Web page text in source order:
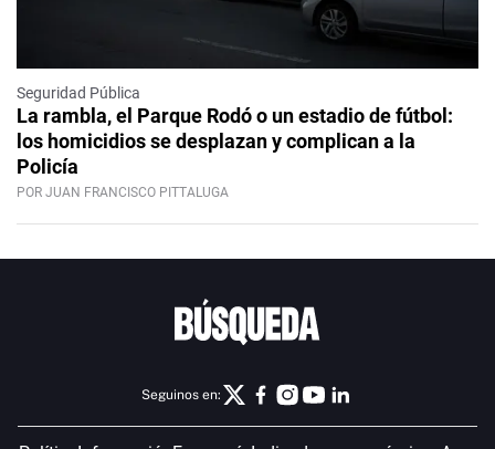
Seguridad Pública
La rambla, el Parque Rodó o un estadio de fútbol:
los homicidios se desplazan y complican a la
Policía
POR JUAN FRANCISCO PITTALUGA
Seguinos en: